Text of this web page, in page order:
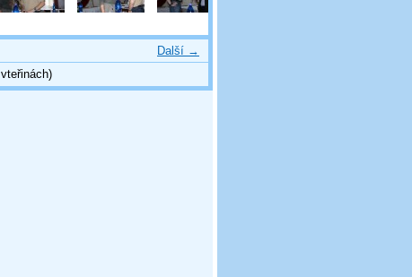
Další →